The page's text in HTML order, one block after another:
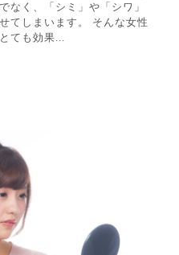
なく、「シミ」や「シワ」
てしまいます。 そんな女性
ても効果...